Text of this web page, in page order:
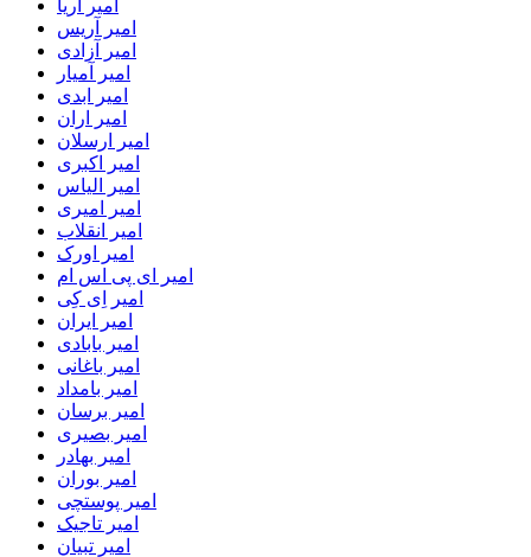
امیر آریا
امیر آریس
امیر آزادی
امیر آمیار
امیر ابدی
امیر اران
امیر ارسلان
امیر اکبری
امیر الیاس
امیر امیری
امیر انقلاب
امیر اورک
امیر ای پی اس ام
امیر اِی کِی
امیر ایران
امیر بابادی
امیر باغانی
امیر بامداد
امیر برسان
امیر بصیری
امیر بهادر
امیر بوران
امیر پوستچی
امیر تاجیک
امیر تبیان